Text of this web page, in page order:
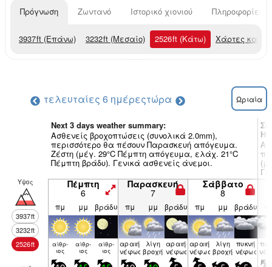
Πρόγνωση Ζωντανό Ιστορικό χιονιού Πληροφορίες
3937ft (Επάνω) 3232ft (Μεσαίο) 2526ft (Κάτω) Χάρτες
τελευταίες 6 ημέρεςτώρα Ωριαία
Next 3 days weather summary:
Ασθενείς βροχοπτώσεις (συνολικά 2.0mm),
περισσότερο θα πέσουν Παρασκευή απόγευμα.
Ζέστη (μέγ. 29°C Πέμπτη απόγευμα, ελάχ. 21°C
Πέμπτη βράδυ). Γενικά ασθενείς άνεμοι.
Υψος
3937ft
3232ft
2526ft
Πέμπτη
6
Παρασκευή
7
Σάββατο
8
πμ μμ βράδυ πμ μμ βράδυ πμ μμ βράδυ
αίθρ­
ιος
αίθρ­
ιος
αίθρ­
ιος
αραιή
νέφωση
λίγη
βροχή
αραιή
νέφωση
αραιή
νέφωση
λίγη
βροχή
πυκνή
νέφωση